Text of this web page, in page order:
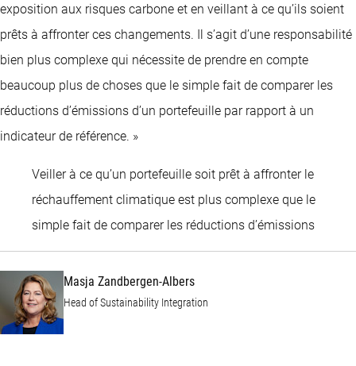
exposition aux risques carbone et en veillant à ce qu’ils soient
prêts à affronter ces changements. Il s’agit d’une responsabilité
bien plus complexe qui nécessite de prendre en compte
beaucoup plus de choses que le simple fait de comparer les
réductions d’émissions d’un portefeuille par rapport à un
indicateur de référence. »
Veiller à ce qu’un portefeuille soit prêt à affronter le
réchauffement climatique est plus complexe que le
simple fait de comparer les réductions d’émissionsMasja
Masja Zandbergen-Albers
Head of Sustainability Integration